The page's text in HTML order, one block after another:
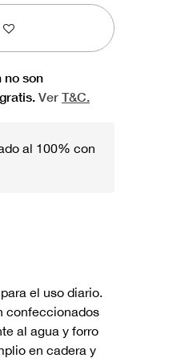
no son
Ver T&C.
al 100% con
el uso diario.
confeccionados
al agua y forro
en cadera y